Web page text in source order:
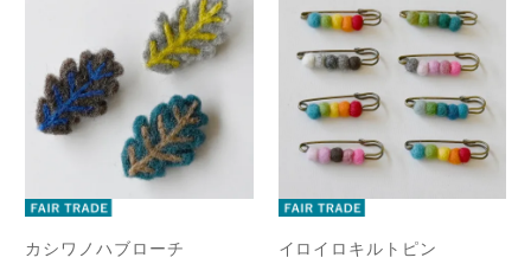
カシワノハブローチ
イロイロキルトピン